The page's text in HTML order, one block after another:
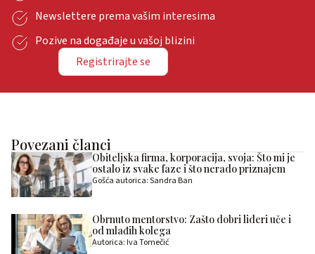
Newslettere prema vašim interesima
Pozive na događaje u vašoj blizini
Registrirajte se
Povezani članci
Obiteljska firma, korporacija, svoja: Što mi je
ostalo iz svake faze i što nerado priznajem
Gošća autorica: Sandra Ban
Obrnuto mentorstvo: Zašto dobri lideri uče i
od mlađih kolega
Autorica: Iva Tomečić